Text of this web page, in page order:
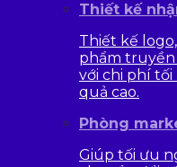
Thiết kế
Thiết kế
phẩm
với chi phí
quả cao.
Phòng
Giúp tối ưu